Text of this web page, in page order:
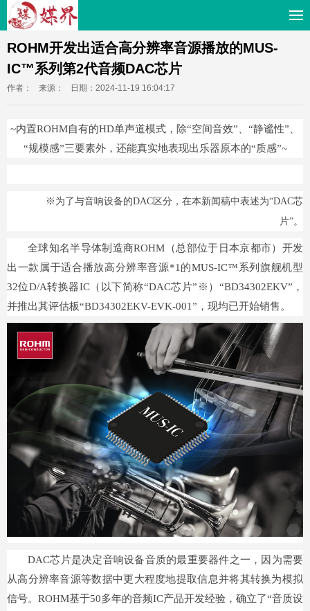
ROHM开发出适合高分辨率音源播放的MUS-
IC™系列第2代音频DAC芯片
作者： 来源： 日期：2024-11-19 16:04:17
~内置ROHM自有的HD单声道模式，除“空间音效”、“静谧性”、
“规模感”三要素外，还能真实地表现出乐器原本的“质感”~
※为了与音响设备的DAC区分，在本新闻稿中表述为“DAC芯
片”。
全球知名半导体制造商ROHM（总部位于日本京都市）开发
出一款属于适合播放高分辨率音源*1的MUS-IC™系列旗舰机型
32位D/A转换器IC（以下简称“DAC芯片”※）“BD34302EKV”，
并推出其评估板“BD34302EKV-EVK-001”，现均已开始销售。
DAC芯片是决定音响设备音质的最重要器件之一，因为需要
从高分辨率音源等数据中更大程度地提取信息并将其转换为模拟
信号。ROHM基于50多年的音频IC产品开发经验，确立了“音质设